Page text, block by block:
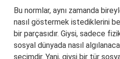
Bu normlar, aynı zamanda
nasıl göstermek istediklerini
bir parçasıdır. Giysi, sadece
sosyal dünyada nasıl
seçimdir. Yani, giysi bir tür